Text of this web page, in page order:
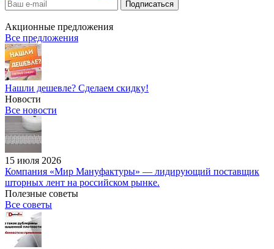
Акционные предложения
Все предложения
Нашли дешевле? Сделаем скидку!
Новости
Все новости
15 июля 2026
Компания «Мир Мануфактуры» — лидирующий поставщик
шторных лент на российском рынке.
Полезные советы
Все советы